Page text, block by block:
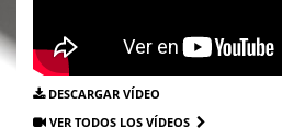
DESCARGAR VÍDEO
VER TODOS LOS VÍDEOS